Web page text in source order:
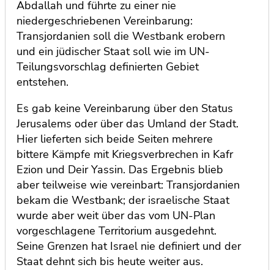
Abdallah und führte zu einer nie
niedergeschriebenen Vereinbarung:
Transjordanien soll die Westbank erobern
und ein jüdischer Staat soll wie im UN-
Teilungsvorschlag definierten Gebiet
entstehen.
Es gab keine Vereinbarung über den Status
Jerusalems oder über das Umland der Stadt.
Hier lieferten sich beide Seiten mehrere
bittere Kämpfe mit Kriegsverbrechen in Kafr
Ezion und Deir Yassin. Das Ergebnis blieb
aber teilweise wie vereinbart: Transjordanien
bekam die Westbank; der israelische Staat
wurde aber weit über das vom UN-Plan
vorgeschlagene Territorium ausgedehnt.
Seine Grenzen hat Israel nie definiert und der
Staat dehnt sich bis heute weiter aus.